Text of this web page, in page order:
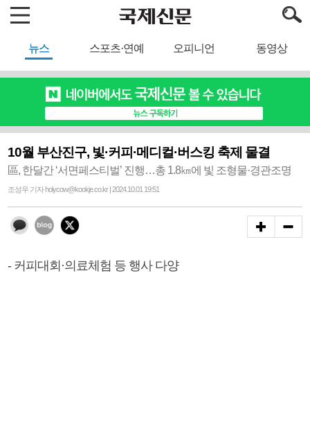
뉴스 스포츠·연예 오피니언 동영상
10월 부산진구, 빛·커피·메디컬·버스킹 축제 물결
區, 한달간 ‘서면페스티벌’ 진행…총 1.8㎞에 빛 조형물·경관조명
조성우 기자 holycow@kookje.co.kr | 2024.10.01 19:51
- 커피대회·의료체험 등 행사 다양